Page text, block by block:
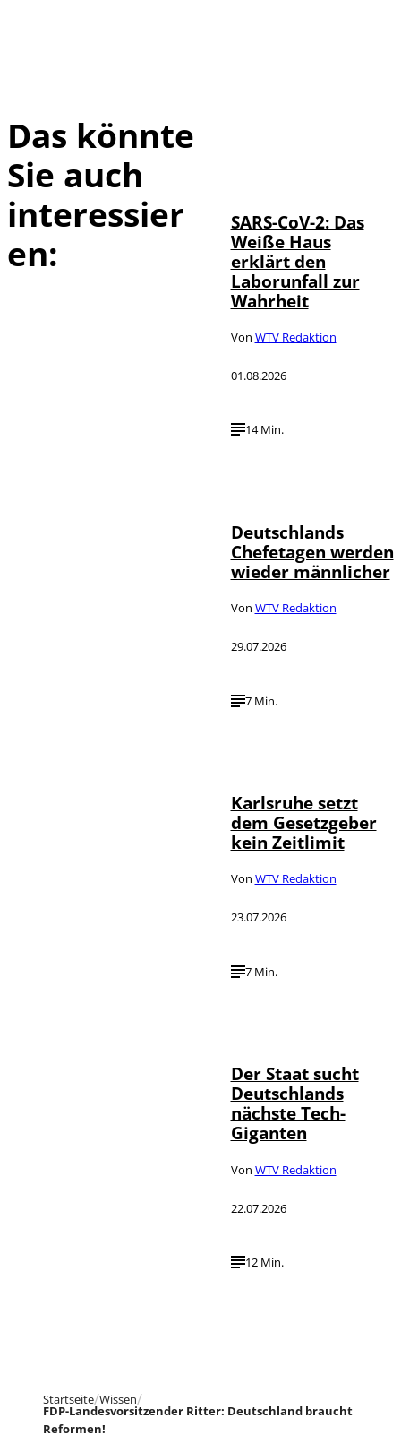
Das könnte
Sie auch
interessier
en:
SARS-CoV-2: Das
Weiße Haus
erklärt den
Laborunfall zur
Wahrheit
Von WTV Redaktion
01.08.2026
14 Min.
Deutschlands
Chefetagen werden
wieder männlicher
Von WTV Redaktion
29.07.2026
7 Min.
Karlsruhe setzt
dem Gesetzgeber
kein Zeitlimit
Von WTV Redaktion
23.07.2026
7 Min.
Der Staat sucht
Deutschlands
nächste Tech-
Giganten
Von WTV Redaktion
22.07.2026
12 Min.
Startseite Wissen
FDP-Landesvorsitzender Ritter: Deutschland braucht
Reformen!